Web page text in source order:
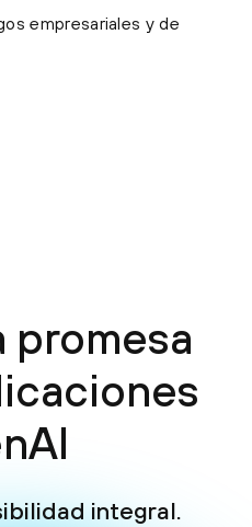
empresariales y de
promesa
integral.